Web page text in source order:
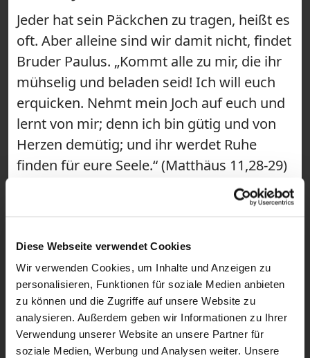
Diese Webseite verwendet Cookies
Wir verwenden Cookies, um Inhalte und Anzeigen zu
personalisieren, Funktionen für soziale Medien anbieten
zu können und die Zugriffe auf unsere Website zu
analysieren. Außerdem geben wir Informationen zu Ihrer
Verwendung unserer Website an unsere Partner für
soziale Medien, Werbung und Analysen weiter. Unsere
Jeder hat sein Päckchen zu tragen, heißt es
oft. Aber alleine sind wir damit nicht, findet
Bruder Paulus. „Kommt alle zu mir, die ihr
mühselig und beladen seid! Ich will euch
erquicken. Nehmt mein Joch auf euch und
lernt von mir; denn ich bin gütig und von
Herzen demütig; und ihr werdet Ruhe
finden für eure Seele.“ (Matthäus 11,28-29)
#gebetsraum #Tagessegen ~ Wir sind der
Gebetsraum! Hier findest du täglich kurze
Kapuzinermönch Paulus Terwitte kannst
du mit einem Bibelvers in den Morgen
starten und einen Segen empfangen. Als
Short schenkt dir Congregatio Jesu-
Schwester Magdalena Winghofer eine
spirituelle Mittagspause, bevor du mit